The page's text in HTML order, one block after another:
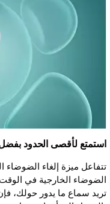
استمتع لأقصى الحدود
تتفاعل ميزة إلغاء الضوضاء
الضوضاء الخارجية في
تريد سماع ما يدور حولك،